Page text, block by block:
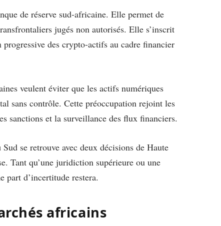
de réserve sud-africaine. Elle permet de
jugés non autorisés. Elle s’inscrit
des crypto-actifs au cadre financier
veulent éviter que les actifs numériques
sans contrôle. Cette préoccupation rejoint les
sanctions et la surveillance des flux financiers.
se retrouve avec deux décisions de Haute
Tant qu’une juridiction supérieure ou une
part d’incertitude restera.
africains